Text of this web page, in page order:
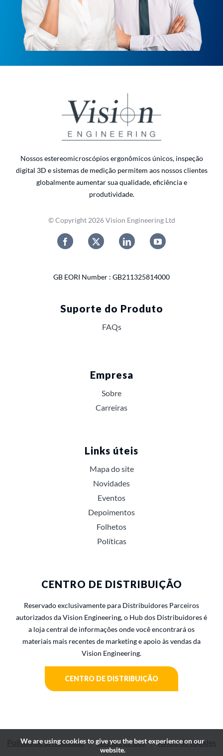
Nossos estereomicroscópios ergonômicos únicos, inspeção
digital 3D e sistemas de medição permitem aos nossos clientes
globalmente aumentar sua qualidade, eficiência e
produtividade.
© Copyright 2026 Vision Engineering Ltd
GB EORI Number : GB211325814000
Suporte do Produto
FAQs
Empresa
Sobre
Carreiras
Links úteis
Mapa do site
Novidades
Eventos
Depoimentos
Folhetos
Políticas
CENTRO DE DISTRIBUIÇÃO
Reservado exclusivamente para Distribuidores Parceiros
autorizados da Vision Engineering, o Hub dos Distribuidores é
a loja central de informações onde você encontrará os
materiais mais recentes de marketing e apoio às vendas da
Vision Engineering.
CENTRO DE DISTRIBUIÇÃO
Política de privacidade Termos de uso Avisio de cookies
We are using cookies to give you the best experience on our
website.